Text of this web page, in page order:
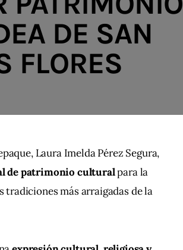
DE SAN
FLORES
Laura Imelda Pérez Segura,
de patrimonio cultural para la
tradiciones más arraigadas de la